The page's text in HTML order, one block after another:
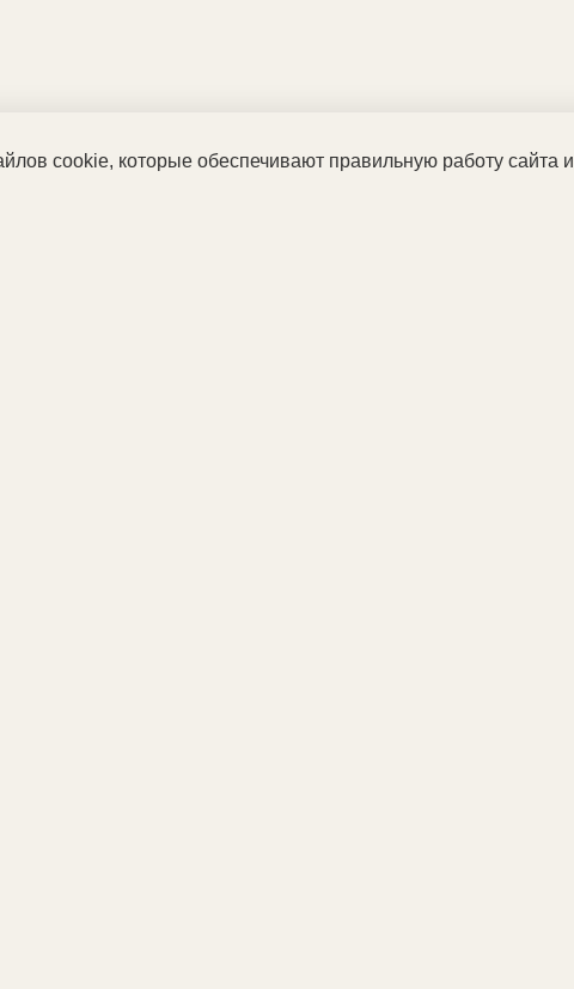
cookie, которые обеспечивают правильную работу сайта и